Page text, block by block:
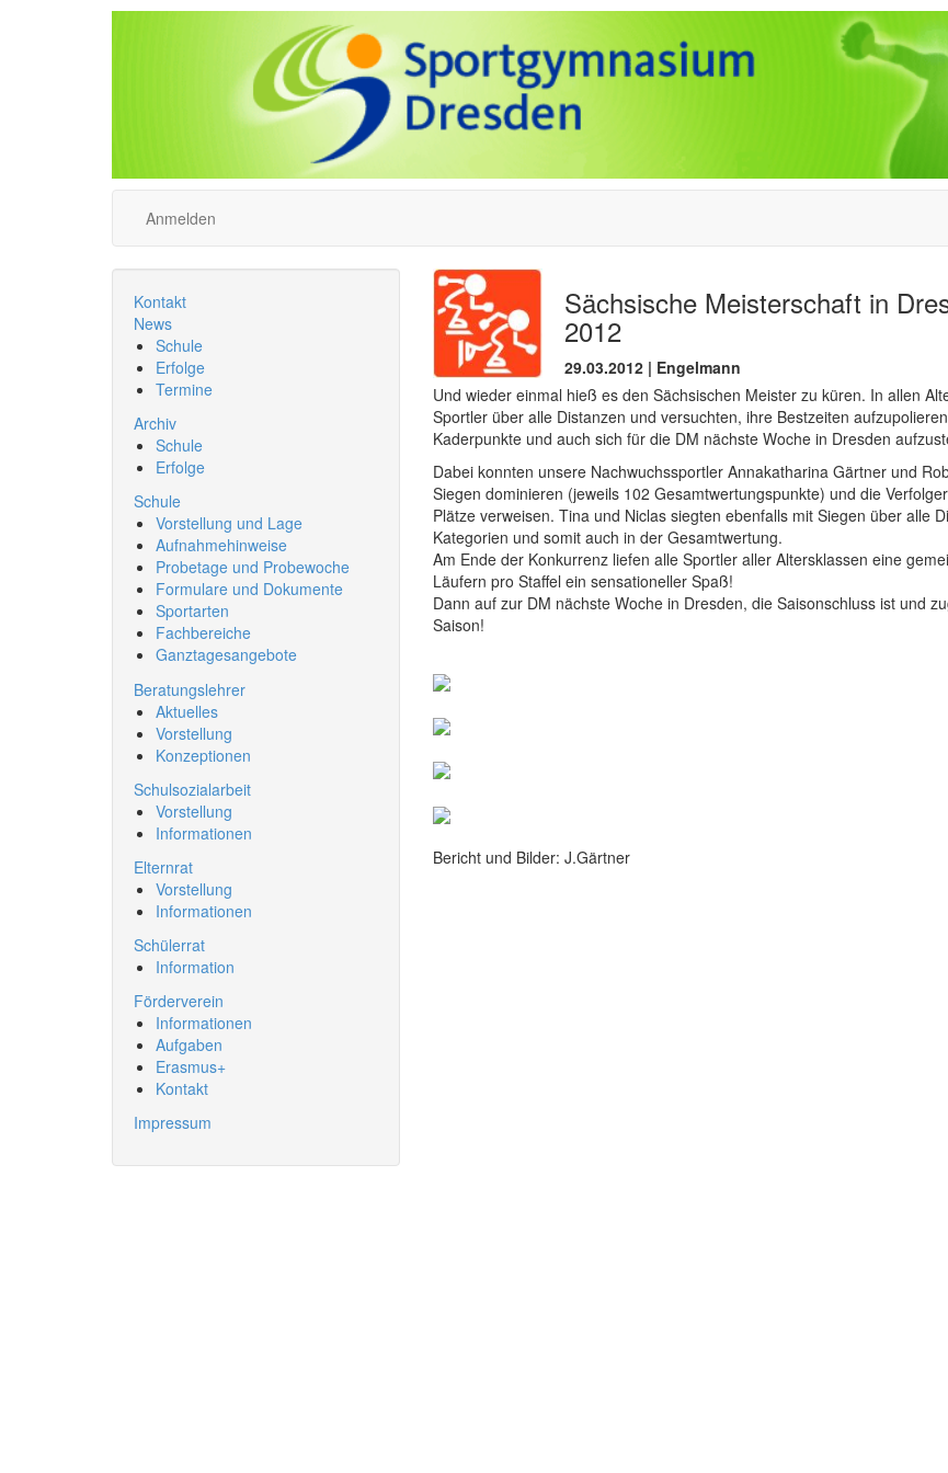
Anmelden
Kontakt
News
Schule
Erfolge
Termine
Archiv
Schule
Erfolge
Schule
Vorstellung und Lage
Aufnahmehinweise
Probetage und Probewoche
Formulare und Dokumente
Sportarten
Fachbereiche
Ganztagesangebote
Beratungslehrer
Aktuelles
Vorstellung
Konzeptionen
Schulsozialarbeit
Vorstellung
Informationen
Elternrat
Vorstellung
Informationen
Schülerrat
Information
Förderverein
Informationen
Aufgaben
Erasmus+
Kontakt
Impressum
Sächsische Meisterschaft in
2012
29.03.2012 | Engelmann
Und wieder einmal hieß es den Sächsischen Meister zu küren. In allen
Sportler über alle Distanzen und versuchten, ihre Bestzeiten
Kaderpunkte und auch sich für die DM nächste Woche in Dresden
Dabei konnten unsere Nachwuchssportler Annakatharina Gärtner und
Siegen dominieren (jeweils 102 Gesamtwertungspunkte) und die
Plätze verweisen. Tina und Niclas siegten ebenfalls mit Siegen über alle
Kategorien und somit auch in der Gesamtwertung.
Am Ende der Konkurrenz liefen alle Sportler aller Altersklassen eine
Läufern pro Staffel ein sensationeller Spaß!
Dann auf zur DM nächste Woche in Dresden, die Saisonschluss ist und
Saison!
Bericht und Bilder: J.Gärtner